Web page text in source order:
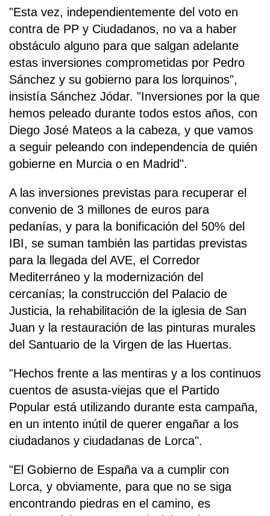
"Esta vez, independientemente del voto en
contra de PP y Ciudadanos, no va a haber
obstáculo alguno para que salgan adelante
estas inversiones comprometidas por Pedro
Sánchez y su gobierno para los lorquinos",
insistía Sánchez Jódar. "Inversiones por la que
hemos peleado durante todos estos años, con
Diego José Mateos a la cabeza, y que vamos
a seguir peleando con independencia de quién
gobierne en Murcia o en Madrid".
A las inversiones previstas para recuperar el
convenio de 3 millones de euros para
pedanías, y para la bonificación del 50% del
IBI, se suman también las partidas previstas
para la llegada del AVE, el Corredor
Mediterráneo y la modernización del
cercanías; la construcción del Palacio de
Justicia, la rehabilitación de la iglesia de San
Juan y la restauración de las pinturas murales
del Santuario de la Virgen de las Huertas.
"Hechos frente a las mentiras y a los continuos
cuentos de asusta-viejas que el Partido
Popular está utilizando durante esta campaña,
en un intento inútil de querer engañar a los
ciudadanos y ciudadanas de Lorca".
"El Gobierno de España va a cumplir con
Lorca, y obviamente, para que no se siga
encontrando piedras en el camino, es